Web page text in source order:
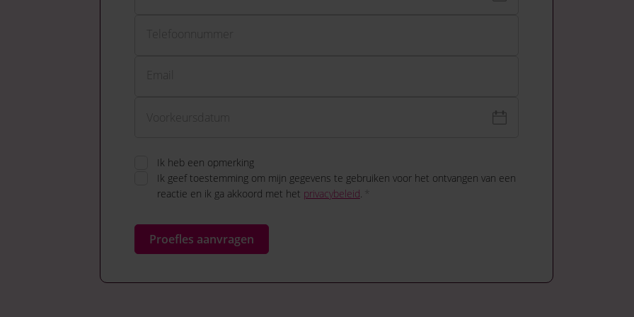
Telefoonnummer
Ik heb een opmerking
Ik geef toestemming om mijn gegevens te gebruiken voor het ontvangen van een
reactie en ik ga akkoord met het privacybeleid.
Proefles aanvragen